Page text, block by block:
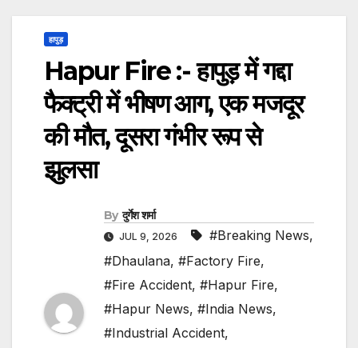
हापुड़
Hapur Fire :- हापुड़ में गद्दा
फैक्ट्री में भीषण आग, एक मजदूर
की मौत, दूसरा गंभीर रूप से
झुलसा
By दुर्गेश शर्मा
JUL 9, 2026 #Breaking News,
#Dhaulana, #Factory Fire,
#Fire Accident, #Hapur Fire,
#Hapur News, #India News,
#Industrial Accident,